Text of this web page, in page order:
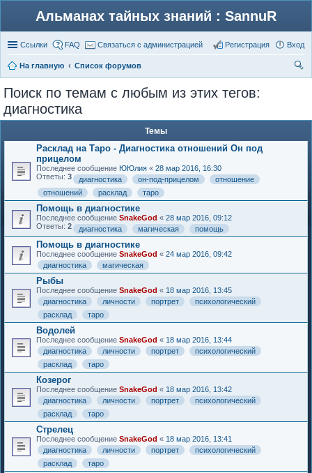
Альманах тайных знаний : SannuR
Ссылки FAQ Связаться с администрацией Вход
Регистрация
На главную
Список форумов
Поиск по темам с любым из этих тегов:
диагностика
Темы
Расклад на Таро - Диагностика отношений Он под
прицелом
Последнее сообщение ЮЮлия « 28 мар 2016, 16:30
Ответы: 3 диагностика он-под-прицелом
отношение
отношений
расклад таро
Помощь в диагностике
Последнее сообщение SnakeGod « 28 мар 2016, 09:12
Ответы: 2 диагностика магическая помощь
Помощь в диагностике
Последнее сообщение SnakeGod « 24 мар 2016, 09:42
диагностика
магическая
Рыбы
Последнее сообщение SnakeGod « 18 мар 2016, 13:45
диагностика
личности портрет
психологический
расклад
таро
Водолей
Последнее сообщение SnakeGod « 18 мар 2016, 13:44
диагностика
личности портрет
психологический
расклад
таро
Козерог
Последнее сообщение SnakeGod « 18 мар 2016, 13:42
диагностика
личности портрет
психологический
расклад
таро
Стрелец
Последнее сообщение SnakeGod « 18 мар 2016, 13:41
диагностика
личности портрет
психологический
расклад
таро